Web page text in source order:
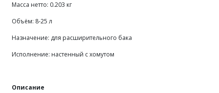
Масса нетто: 0.203 кг
Объём: 8-25 л
Назначение: для расширительного бака
Исполнение: настенный с хомутом
Описание